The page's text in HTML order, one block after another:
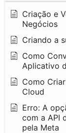
Criação e
Negócios
Criando a
Como
Aplicativo
Como
Cloud
Erro: A
com a API
pela Meta